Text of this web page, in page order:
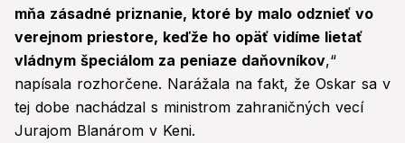
mňa zásadné priznanie, ktoré by malo odznieť vo
verejnom priestore, keďže ho opäť vidíme lietať
vládnym špeciálom za peniaze daňovníkov,“
napísala rozhorčene. Narážala na fakt, že Oskar sa v
tej dobe nachádzal s ministrom zahraničných vecí
Jurajom Blanárom v Keni.